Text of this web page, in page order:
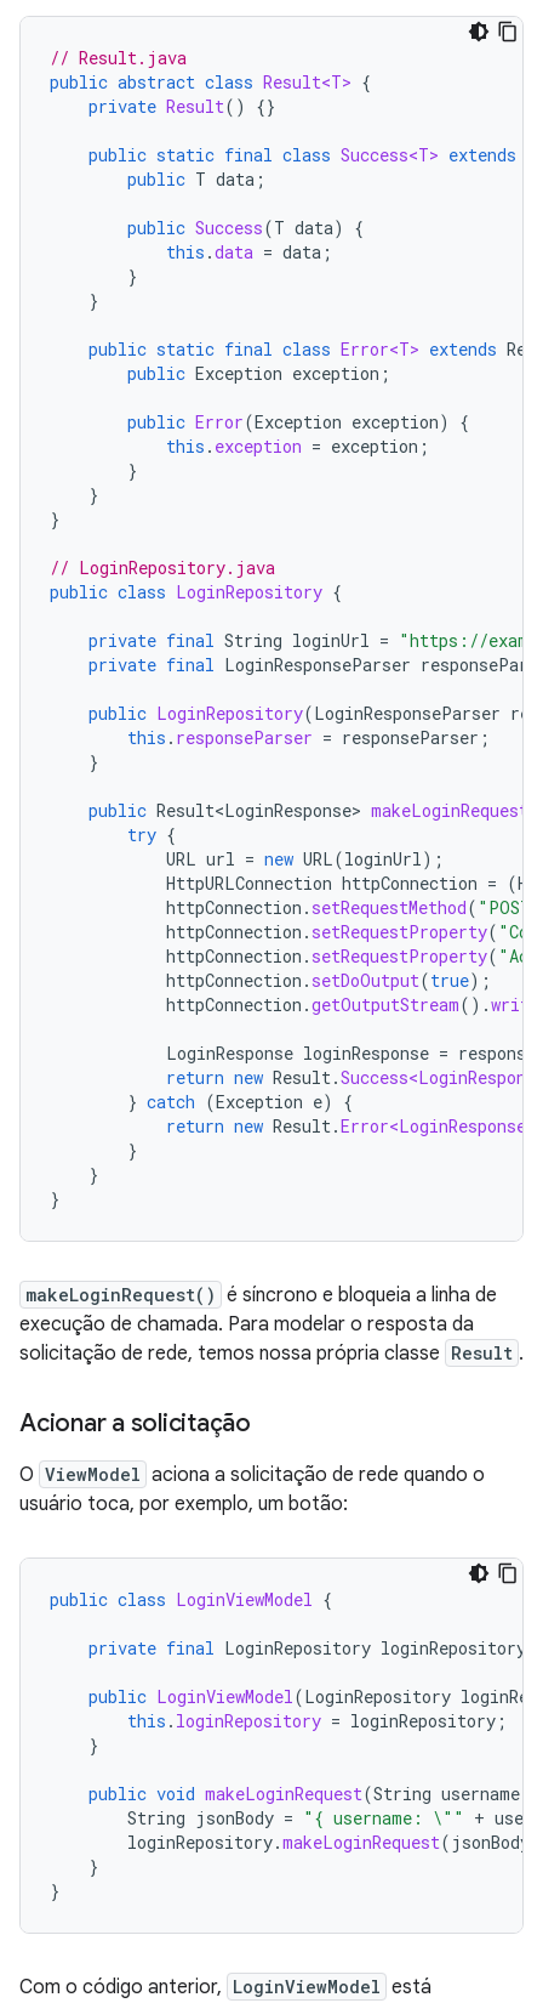
// Result.java
public abstract class Result<T> {
private Result() {}
public static final class Success<T> extends
public T data ;
public Success(T data)
{
this .data = data ;
}
}
public static final class Error<T> extends
public Exception exception ;
public Error(Exception exception)
{
this . exception = exception ;
}
}
}
// LoginRepository.java
public class LoginRepository {
private final String loginUrl = "https://
private final LoginResponseParser
public LoginRepository(LoginResponseParser
this . responseParser = responseParser ;
}
public Result<LoginResponse> makeLoginRequest
try {
URL url = new URL(loginUrl);
HttpURLConnection httpConnection = (
httpConnection . setRequestMethod( "POST"
httpConnection . setRequestProperty(
httpConnection . setRequestProperty(
httpConnection . setDoOutput(true);
httpConnection .getOutputStream().write
LoginResponse loginResponse =
return new Result.
} catch (Exception e)
{
return new Result.Error<LoginResponse>
}
}
}
makeLoginRequest() é síncrono e bloqueia a linha de
execução de chamada. Para modelar o resposta da
solicitação de rede, temos nossa própria classe Result .
Acionar a solicitação
O ViewModel aciona a solicitação de rede quando o
usuário toca, por exemplo, um botão:
public class LoginViewModel {
private final LoginRepository loginRepository
public LoginViewModel(LoginRepository
this . loginRepository = loginRepository ;
}
public void makeLoginRequest(String username
String jsonBody = "{ username: \"" +
loginRepository.makeLoginRequest( jsonBody
}
}
Com o código anterior, LoginViewModel está